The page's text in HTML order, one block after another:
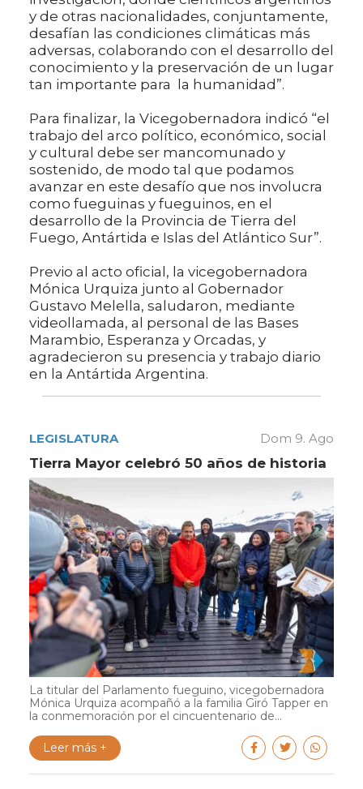
y de otras nacionalidades, conjuntamente,
desafían las condiciones climáticas más
adversas, colaborando con el desarrollo del
conocimiento y la preservación de un lugar
tan importante para la humanidad”.
Para finalizar, la Vicegobernadora indicó “el
trabajo del arco político, económico, social
y cultural debe ser mancomunado y
sostenido, de modo tal que podamos
avanzar en este desafío que nos involucra
como fueguinas y fueguinos, en el
desarrollo de la Provincia de Tierra del
Fuego, Antártida e Islas del Atlántico Sur”.
Previo al acto oficial, la vicegobernadora
Mónica Urquiza junto al Gobernador
Gustavo Melella, saludaron, mediante
videollamada, al personal de las Bases
Marambio, Esperanza y Orcadas, y
agradecieron su presencia y trabajo diario
en la Antártida Argentina.
LEGISLATURA Dom 9. Ago
Tierra Mayor celebró 50 años de historia
La titular del Parlamento fueguino, vicegobernadora
Mónica Urquiza acompañó a la familia Giró Tapper en
la conmemoración por el cincuentenario de...
Leer más +